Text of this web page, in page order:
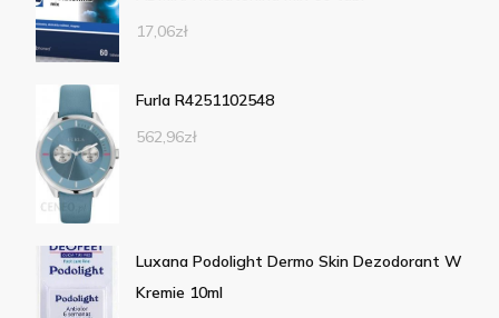
17,06zł
Furla R4251102548
562,96zł
Luxana Podolight Dermo Skin Dezodorant W
Kremie 10ml